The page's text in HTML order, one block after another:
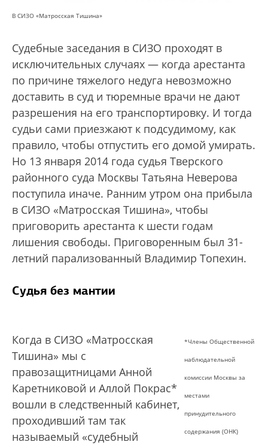
В СИЗО «Матросская Тишина»
Судебные заседания в СИЗО проходят в
исключительных случаях — когда арестанта
по причине тяжелого недуга невозможно
доставить в суд и тюремные врачи не дают
разрешения на его транспортировку. И тогда
судьи сами приезжают к подсудимому, как
правило, чтобы отпустить его домой умирать.
Но 13 января 2014 года судья Тверского
районного суда Москвы Татьяна Неверова
поступила иначе. Ранним утром она прибыла
в СИЗО «Матросская Тишина», чтобы
приговорить арестанта к шести годам
лишения свободы. Приговоренным был 31-
летний парализованный Владимир Топехин.
Судья без мантии
*Члены Общественной
наблюдательной
комиссии Москвы за
местами
принудительного
содержания (ОНК)
Когда в СИЗО «Матросская
Тишина» мы с
правозащитницами Анной
Каретниковой и Аллой Покрас*
вошли в следственный кабинет,
проходивший там так
называемый «судебный